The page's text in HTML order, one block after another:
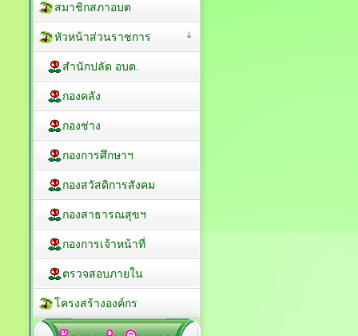
สมาชิกสภาอบต
หัวหน้าส่วนราชการ
สำนักปลัด อบต.
กองคลัง
กองช่าง
กองการศึกษาฯ
กองสวัสดิการสังคม
กองสาธารณสุขฯ
กองการเจ้าหน้าที่
ตรวจสอบภายใน
โครงสร้างองค์กร